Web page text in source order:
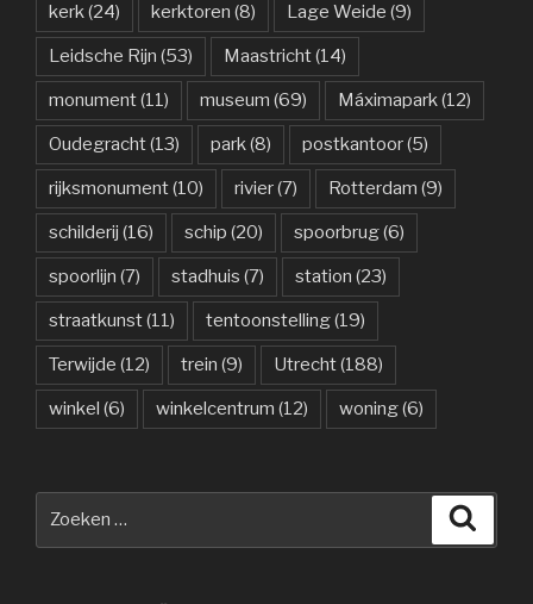
kerk(24) kerktoren (8) Lage Weide (9)
Leidsche Rijn (53) Maastricht(14)
monument(11) museum (69) Máximapark(12)
Oudegracht(13) park(8) postkantoor(5)
rijksmonument(10) rivier(7) Rotterdam (9)
schilderij (16) schip (20) spoorbrug(6)
spoorlijn (7) stadhuis (7) station (23)
straatkunst(11) tentoonstelling(19)
Terwijde (12) trein (9) Utrecht(188)
winkel (6) winkelcentrum (12) woning(6)